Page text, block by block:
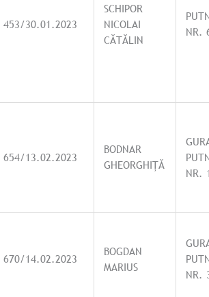
453/30.01.2023
SCHIPOR
NICOLAI
CĂTĂLIN
NR.
654/13.02.2023
BODNAR
GHEORGHIȚĂ
NR.
670/14.02.2023
BOGDAN
MARIUS
NR.